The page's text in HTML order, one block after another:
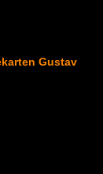
Gustav